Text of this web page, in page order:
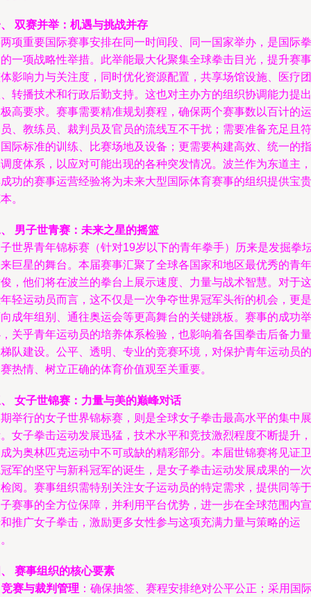
双赛并举：机遇与挑战并存
项重要国际赛事安排在同一时间段、同一国家举办，是国际拳
一项战略性举措。此举能最大化聚集全球拳击目光，提升赛事
影响力与关注度，同时优化资源配置，共享场馆设施、医疗团
转播技术和行政后勤支持。这也对主办方的组织协调能力提出
高要求。赛事需要精准规划赛程，确保两个赛事数以百计的运
、教练员、裁判员及官员的流线互不干扰；需要准备充足且符
际标准的训练、比赛场地及设备；更需要构建高效、统一的指
度体系，以应对可能出现的各种突发情况。波兰作为东道主，
功的赛事运营经验将为未来大型国际体育赛事的组织提供宝贵
。
男子世青赛：未来之星的摇篮
世界青年锦标赛（针对19岁以下的青年拳手）历来是发掘拳
巨星的舞台。本届赛事汇聚了全球各国家和地区最优秀的青年
，他们将在波兰的拳台上展示速度、力量与战术智慧。对于这
轻运动员而言，这不仅是一次争夺世界冠军头衔的机会，更是
成年组别、通往奥运会等更高舞台的关键跳板。赛事的成功举
关乎青年运动员的培养体系检验，也影响着各国拳击后备力量
队建设。公平、透明、专业的竞赛环境，对保护青年运动员的
热情、树立正确的体育价值观至关重要。
女子世锦赛：力量与美的巅峰对话
举行的女子世界锦标赛，则是全球女子拳击最高水平的集中展
女子拳击运动发展迅猛，技术水平和竞技激烈程度不断提升，
为奥林匹克运动中不可或缺的精彩部分。本届世锦赛将见证卫
军的坚守与新科冠军的诞生，是女子拳击运动发展成果的一次
阅。赛事组织需特别关注女子运动员的特定需求，提供同等于
赛事的全方位保障，并利用平台优势，进一步在全球范围内宣
推广女子拳击，激励更多女性参与这项充满力量与策略的运
赛事组织的核心要素
竞赛与裁判管理 ：确保抽签、赛程安排绝对公平公正；采用国